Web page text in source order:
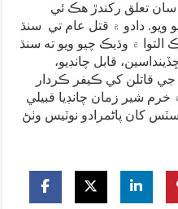
سان تعلق رکندڙ هڪ ئي
ويو. دادو ۾ قتل عام تي سنڌ
۾ وڌيڪ چيو ويو ته سنڌ
قابل چانڊيو،
جي قاتلن کي ڪيفر ڪردار
۾ خرم شير زمان چانڊيا قبيلي
کان پاڻمرادو نوٽيس وٺڻ